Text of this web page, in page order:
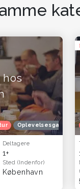
hos
Oplevelsesgavekort
Deltagere
1+
Sted (Indenfor)
København